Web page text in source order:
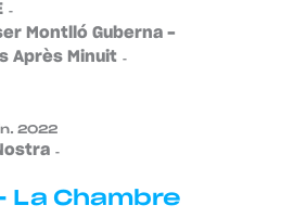
Montlló Guberna -
Après Minuit
2022
La Chambre